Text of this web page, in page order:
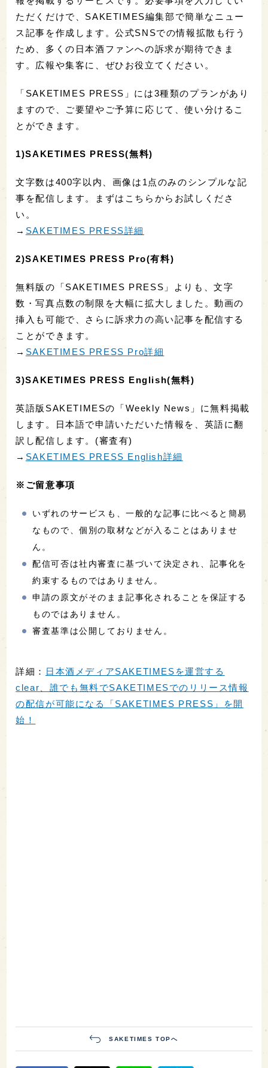
ただくだけで、SAKETIMES編集部で簡単なニュー
ス記事を作成します。公式SNSでの情報拡散も行う
ため、多くの日本酒ファンへの訴求が期待できま
す。広報や集客に、ぜひお役立てください。
「SAKETIMES PRESS」には3種類のプランがあり
ますので、ご要望やご予算に応じて、使い分けるこ
とができます。
1)SAKETIMES PRESS(無料)
文字数は400字以内、画像は1点のみのシンプルな記
事を配信します。まずはこちらからお試しくださ
い。
→ SAKETIMES PRESS詳細
2)SAKETIMES PRESS Pro(有料)
無料版の「SAKETIMES PRESS」よりも、文字
数・写真点数の制限を大幅に拡大しました。動画の
挿入も可能で、さらに訴求力の高い記事を配信する
ことができます。
→ SAKETIMES PRESS Pro詳細
3)SAKETIMES PRESS English(無料)
英語版SAKETIMESの「Weekly News」に無料掲載
します。日本語で申請いただいた情報を、英語に翻
訳し配信します。(審査有)
→ SAKETIMES PRESS English詳細
※ご留意事項
いずれのサービスも、一般的な記事に比べると簡易
なもので、個別の取材などが入ることはありませ
ん。
配信可否は社内審査に基づいて決定され、記事化を
約束するものではありません。
申請の原文がそのまま記事化されることを保証する
ものではありません。
審査基準は公開しておりません。
詳細：
日本酒メディアSAKETIMESを運営する
clear、誰でも無料でSAKETIMESでのリリース情報
の配信が可能になる「SAKETIMES PRESS」を開
始！
SAKETIMES TOPへ